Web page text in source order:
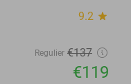
9.2 star
Regulier €137
€119